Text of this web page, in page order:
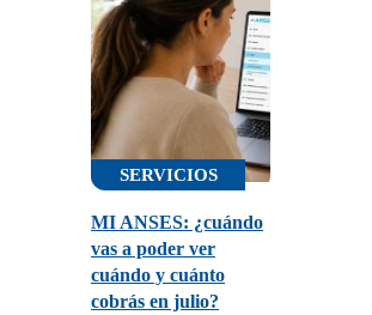
SERVICIOS
MI ANSES: ¿cuándo
vas a poder ver
cuándo y cuánto
cobrás en julio?